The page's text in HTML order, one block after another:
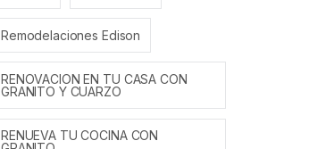
Remodelaciones Edison
RENOVACION EN TU CASA CON
GRANITO Y CUARZO
RENUEVA TU COCINA CON